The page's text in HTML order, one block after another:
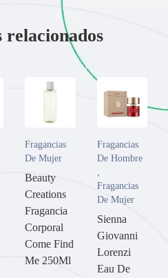
relacionados
Fragancias
De Mujer
Beauty
Creations
Fragancia
Corporal
Come Find
Me 250Ml
Fragancias
De Hombre
,
Fragancias
De Mujer
Sienna
Giovanni
Lorenzi
Eau De